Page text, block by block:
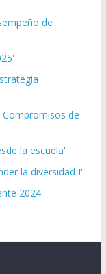
de
Compromisos de
la escuela'
la diversidad I'
2024